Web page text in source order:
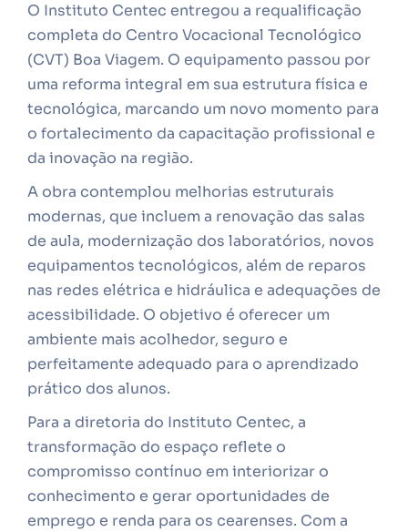
O Instituto Centec entregou a requalificação
completa do Centro Vocacional Tecnológico
(CVT) Boa Viagem. O equipamento passou por
uma reforma integral em sua estrutura física e
tecnológica, marcando um novo momento para
o fortalecimento da capacitação profissional e
da inovação na região.
A obra contemplou melhorias estruturais
modernas, que incluem a renovação das salas
de aula, modernização dos laboratórios, novos
equipamentos tecnológicos, além de reparos
nas redes elétrica e hidráulica e adequações de
acessibilidade. O objetivo é oferecer um
ambiente mais acolhedor, seguro e
perfeitamente adequado para o aprendizado
prático dos alunos.
Para a diretoria do Instituto Centec, a
transformação do espaço reflete o
compromisso contínuo em interiorizar o
conhecimento e gerar oportunidades de
emprego e renda para os cearenses. Com a